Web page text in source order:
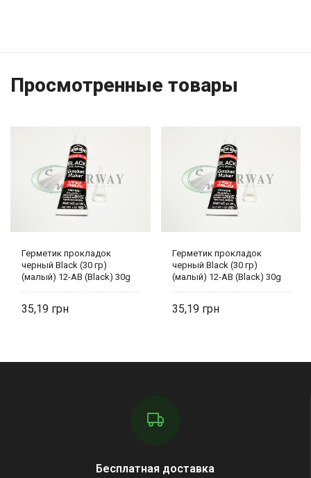
Просмотренные товары
Герметик прокладок
черный Black (30 гр)
(малый) 12-AB (Black) 30g
35,19
Герметик прокладок
черный Black (30 гр)
(малый) 12-AB (Black) 30g
35,19
Бесплатная доставка